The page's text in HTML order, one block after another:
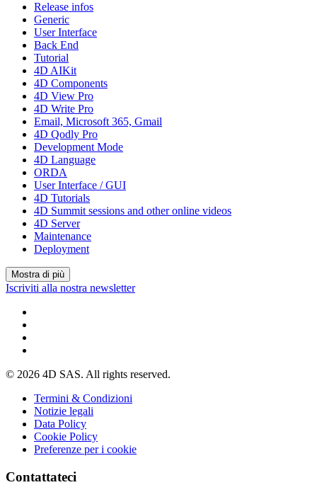
Release infos
Generic
User Interface
Back End
Tutorial
4D AIKit
4D Components
4D View Pro
4D Write Pro
Email, Microsoft 365, Gmail
4D Qodly Pro
Development Mode
4D Language
ORDA
User Interface / GUI
4D Tutorials
4D Summit sessions and other online videos
4D Server
Maintenance
Deployment
Mostra di più
Iscriviti alla nostra newsletter
© 2026 4D SAS. All rights reserved.
Termini & Condizioni
Notizie legali
Data Policy
Cookie Policy
Preferenze per i cookie
Contattateci